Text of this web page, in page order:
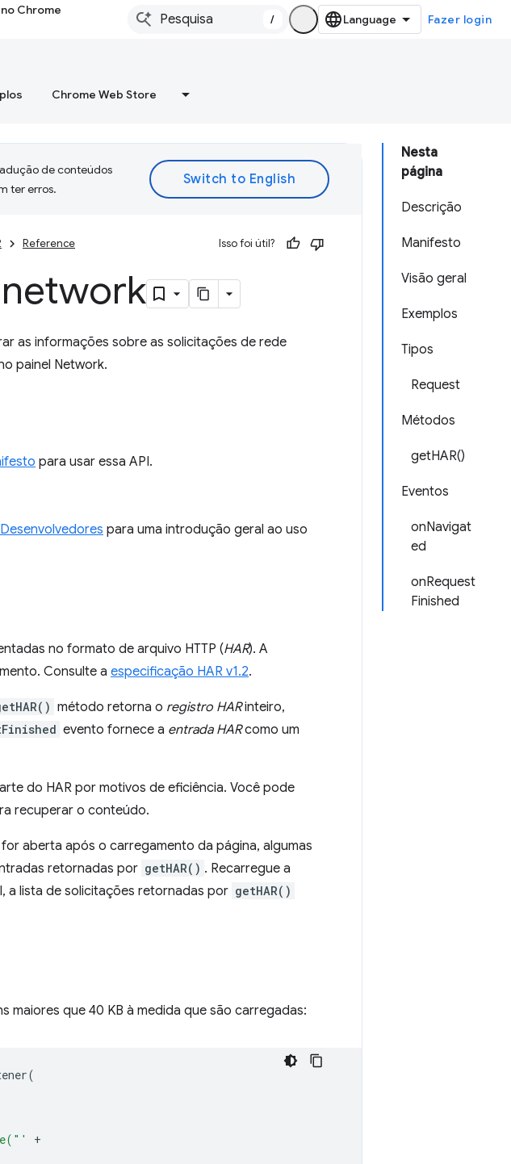
Chrome
/ Fazer login
Chrome Web Store
Nesta
página
Descrição
Manifesto
Visão geral
Exemplos
Tipos
Request
Métodos
getHAR()
Eventos
onNavigat
ed
onRequest
Finished
de conteúdos
ter erros.
Reference Isso foi útil?
network
as informações sobre as solicitações de rede
painel Network.
para usar essa API.
para uma introdução geral ao uso
no formato de arquivo HTTP (HAR). A
Consulte a especificação HAR v1.2.
método retorna o registro HARinteiro,
evento fornece a entrada HARcomo um
do HAR por motivos de eficiência. Você pode
recuperar o conteúdo.
aberta após o carregamento da página, algumas
retornadas por getHAR() . Recarregue a
a lista de solicitações retornadas por getHAR()
maiores que 40 KB à medida que são carregadas:
(
+